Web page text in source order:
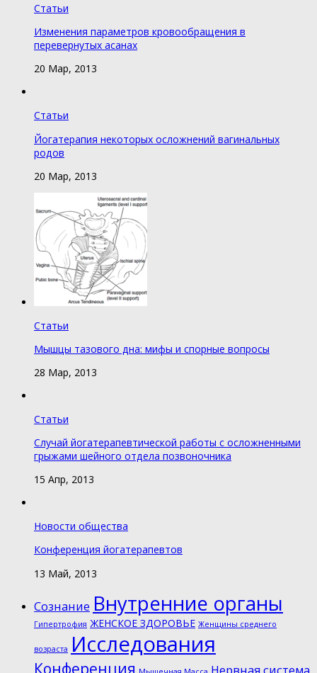
Статьи
Изменения параметров кровообращения в
перевернутых асанах
20 Мар, 2013
Статьи
Йогатерапия некоторых осложнений вагинальных
родов
20 Мар, 2013
Статьи
Мышцы тазового дна: мифы и спорные вопросы
28 Мар, 2013
Статьи
Случай йогатерапевтической работы с осложненными
грыжами шейного отдела позвоночника
15 Апр, 2013
Новости общества
Конференция йогатерапевтов
13 Май, 2013
Cознание Внутренние органы
Гипертрофия ЖЕНСКОЕ ЗДОРОВЬЕ Женщины среднего
возраста Исследования
Конференция Нервная система